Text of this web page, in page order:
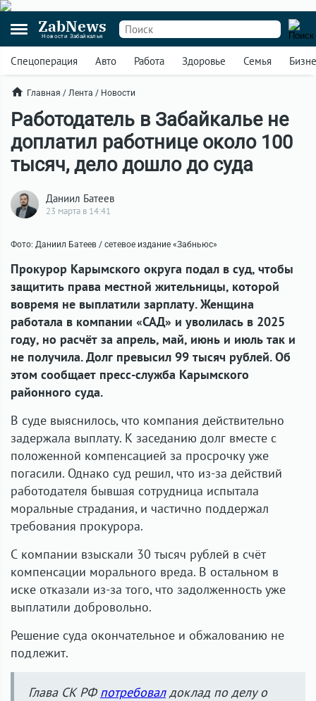
ZabNews
Новости Забайкалья
Спецоперация Авто Работа Здоровье Семья
Главная / Лента / Новости
Работодатель в Забайкалье не
доплатил работнице около 100
тысяч, дело дошло до суда
Даниил Батеев
23 марта в 14:41
Фото: Даниил Батеев / сетевое издание «Забньюс»
Прокурор Карымского округа подал в суд, чтобы
защитить права местной жительницы, которой
вовремя не выплатили зарплату. Женщина
работала в компании «САД» и уволилась в 2025
году, но расчёт за апрель, май, июнь и июль так и
не получила. Долг превысил 99 тысяч рублей. Об
этом сообщает пресс-служба Карымского
районного суда.
В суде выяснилось, что компания действительно
задержала выплату. К заседанию долг вместе с
положенной компенсацией за просрочку уже
погасили. Однако суд решил, что из-за действий
работодателя бывшая сотрудница испытала
моральные страдания, и частично поддержал
требования прокурора.
С компании взыскали 30 тысяч рублей в счёт
компенсации морального вреда. В остальном в
иске отказали из-за того, что задолженность уже
выплатили добровольно.
Решение суда окончательное и обжалованию не
подлежит.
Глава СК РФпотребовалдоклад по делу о